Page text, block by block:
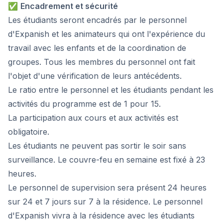
✅ Encadrement et sécurité
Les étudiants seront encadrés par le personnel
d'Expanish et les animateurs qui ont l'expérience du
travail avec les enfants et de la coordination de
groupes. Tous les membres du personnel ont fait
l'objet d'une vérification de leurs antécédents.
Le ratio entre le personnel et les étudiants pendant les
activités du programme est de 1 pour 15.
La participation aux cours et aux activités est
obligatoire.
Les étudiants ne peuvent pas sortir le soir sans
surveillance. Le couvre-feu en semaine est fixé à 23
heures.
Le personnel de supervision sera présent 24 heures
sur 24 et 7 jours sur 7 à la résidence. Le personnel
d'Expanish vivra à la résidence avec les étudiants